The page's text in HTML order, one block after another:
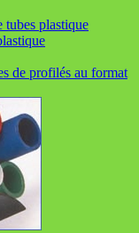
tubes plastique
de profilés au format